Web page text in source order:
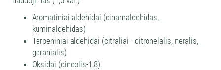
Aromatiniai aldehidai (cinamaldehidas,
kuminaldehidas)
Terpeniniai aldehidai (citraliai - citronelalis, neralis,
geranialis)
Oksidai (cineolis-1,8).